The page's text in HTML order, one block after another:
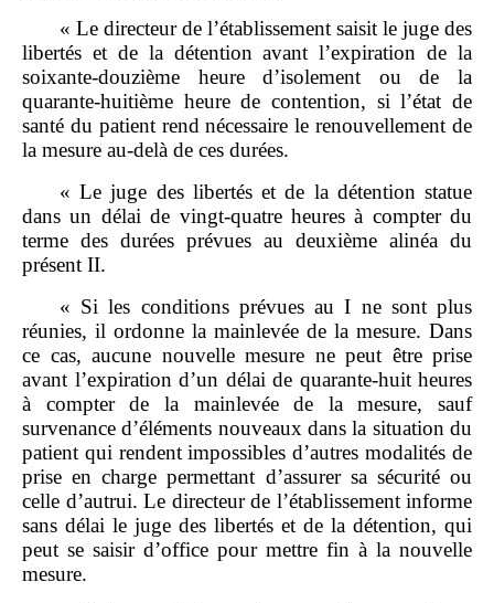
« Le directeur de l’établissement saisit le juge des
libertés et de la détention avant l’expiration de la
soixante‑douzième heure d’isolement ou de la
quarante‑huitième heure de contention, si l’état de
santé du patient rend nécessaire le renouvellement de
la mesure au‑delà de ces durées.
« Le juge des libertés et de la détention statue
dans un délai de vingt‑quatre heures à compter du
terme des durées prévues au deuxième alinéa du
présent II.
« Si les conditions prévues au I ne sont plus
réunies, il ordonne la mainlevée de la mesure. Dans
ce cas, aucune nouvelle mesure ne peut être prise
avant l’expiration d’un délai de quarante‑huit heures
à compter de la mainlevée de la mesure, sauf
survenance d’éléments nouveaux dans la situation du
patient qui rendent impossibles d’autres modalités de
prise en charge permettant d’assurer sa sécurité ou
celle d’autrui. Le directeur de l’établissement informe
sans délai le juge des libertés et de la détention, qui
peut se saisir d’office pour mettre fin à la nouvelle
mesure.